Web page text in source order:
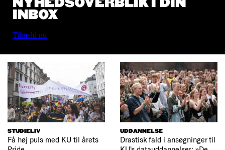
INBOX
Tilmeld nu
STUDIELIV
Få høj puls med KU til årets
UDDANNELSE
Drastisk fald i ansøgninger til